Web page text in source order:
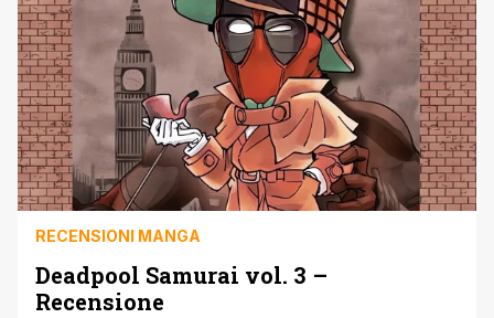
RECENSIONI MANGA
Deadpool Samurai vol. 3 –
Recensione